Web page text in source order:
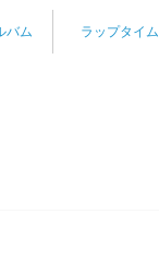
バム ラップタイム